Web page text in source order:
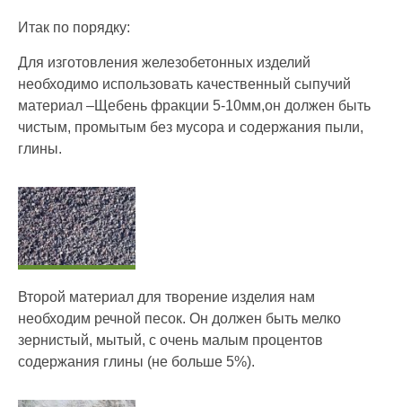
Итак по порядку:
Для изготовления железобетонных изделий
необходимо использовать качественный сыпучий
материал –Щебень фракции 5-10мм,он должен быть
чистым, промытым без мусора и содержания пыли,
глины.
Второй материал для творение изделия нам
необходим речной песок. Он должен быть мелко
зернистый, мытый, с очень малым процентов
содержания глины (не больше 5%).